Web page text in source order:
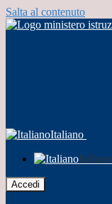
Salta al contenuto
Italiano
Italiano
Accedi